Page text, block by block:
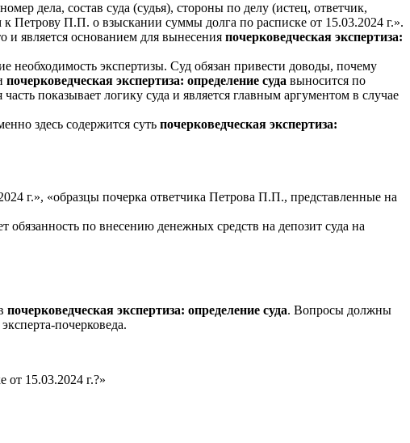
дела, состав суда (судья), стороны по делу (истец, ответчик,
Петрову П.П. о взыскании суммы долга по расписке от 15.03.2024 г.».
и является основанием для вынесения почерковедческая экспертиза:
необходимость экспертизы. Суд обязан привести доводы, почему
почерковедческая экспертиза: определение суда выносится по
показывает логику суда и является главным аргументом в случае
здесь содержится суть почерковедческая экспертиза:
г.», «образцы почерка ответчика Петрова П.П., представленные на
обязанность по внесению денежных средств на депозит суда на
почерковедческая экспертиза: определение суда. Вопросы должны
почерковеда.
15.03.2024 г.?»